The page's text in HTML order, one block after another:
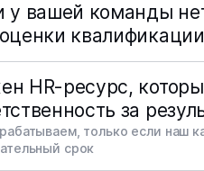
у вашей команды
HR-ресурс,
за
только если наш
срок